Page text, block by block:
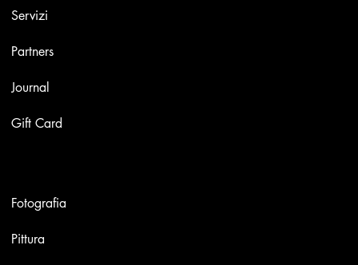
Servizi
Partners
Journal
Gift Card
Fotografia
Pittura